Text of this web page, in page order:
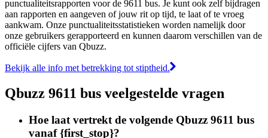
punctualiteitsrapporten voor de 9611 bus. Je kunt ook zelf bijdragen
aan rapporten en aangeven of jouw rit op tijd, te laat of te vroeg
aankwam. Onze punctualiteitsstatistieken worden namelijk door
onze gebruikers gerapporteerd en kunnen daarom verschillen van de
officiële cijfers van Qbuzz.
Bekijk alle info met betrekking tot stiptheid.
Qbuzz 9611 bus veelgestelde vragen
Hoe laat vertrekt de volgende Qbuzz 9611 bus
vanaf {first_stop}?